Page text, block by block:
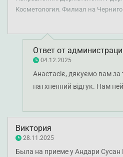
найдет решение вашей
Косметология. Филиал на
Ответ от
04.12.2025
Анастасіє, дякуємо вам
натхненний відгук. Нам
що лікар-
допомогає вам рухатися
результати, а консультації
допомагають вам і
Виктория
28.11.2025
Была на приеме у Андари Сусан